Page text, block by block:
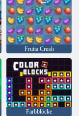
Fruita Crush
Farbblöcke